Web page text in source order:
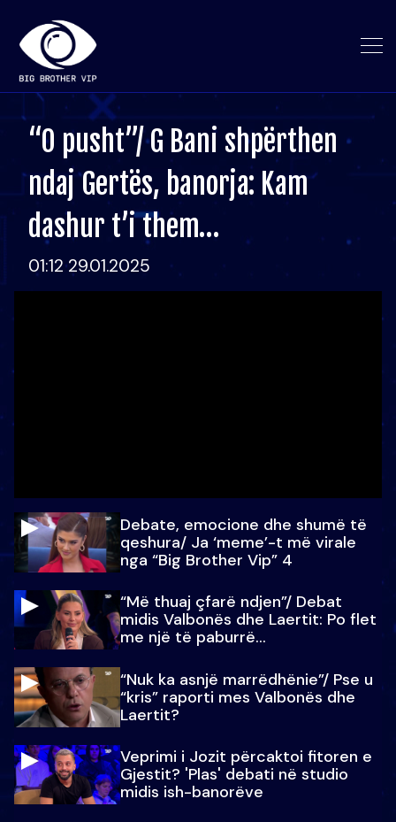
“O pusht”/ G Bani shpërthen
ndaj Gertës, banorja: Kam
dashur t’i them…
01:12 29.01.2025
Debate, emocione dhe shumë të
qeshura/ Ja ‘meme’-t më virale
nga “Big Brother Vip” 4
“Më thuaj çfarë ndjen”/ Debat
midis Valbonës dhe Laertit: Po flet
me një të paburrë...
“Nuk ka asnjë marrëdhënie”/ Pse u
“kris” raporti mes Valbonës dhe
Laertit?
Veprimi i Jozit përcaktoi fitoren e
Gjestit? 'Plas' debati në studio
midis ish-banorëve